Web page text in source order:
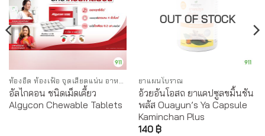
อัลไกคอน ชนิดเม็ดเคี้ยว
Algycon Chewable Tablets
OUT OF STOCK
ยาแผนโบราณ
อ้วยอันโอสถ ยาแคปซูลขมิ้นชัน
พลัส Ouayun’s Ya Capsule
Kaminchan Plus
140 ฿